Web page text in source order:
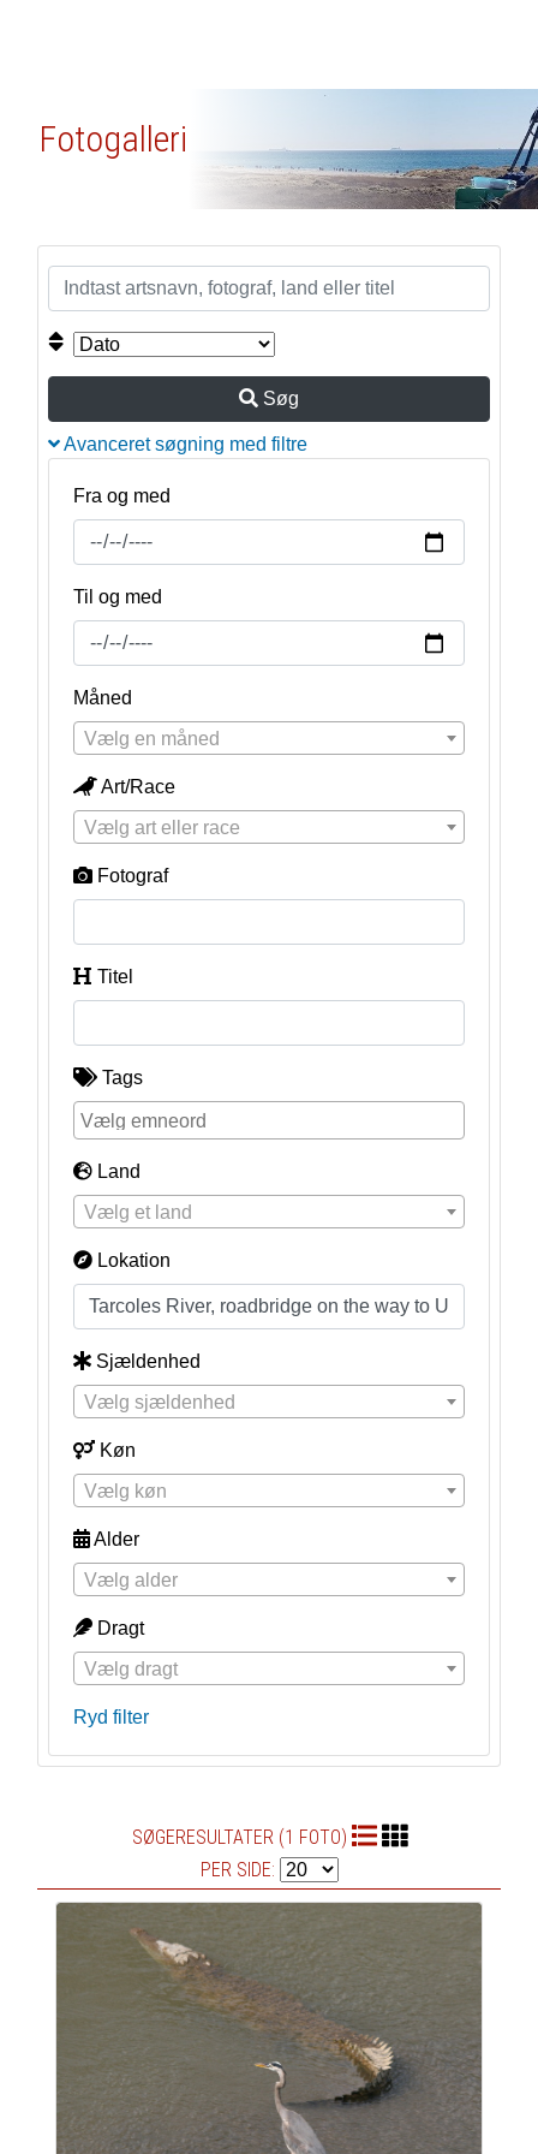
Fotogalleri
Søg
Avanceret søgning med filtre
Fra og med
Til og med
Måned
Vælg en måned
Art/Race
Vælg art eller race
Fotograf
Titel
Tags
Land
Vælg et land
Lokation
Sjældenhed
Vælg sjældenhed
Køn
Vælg køn
Alder
Vælg alder
Dragt
Vælg dragt
Ryd filter
SØGERESULTATER (1 FOTO)
PER SIDE: